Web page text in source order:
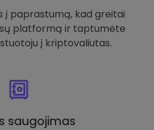
į paprastumą, kad greitai
platformą ir taptumėte
į kriptovaliutas.
saugojimas